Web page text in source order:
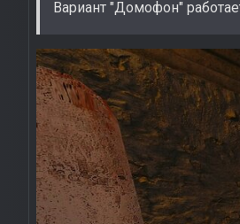
Вариант "Домофон"